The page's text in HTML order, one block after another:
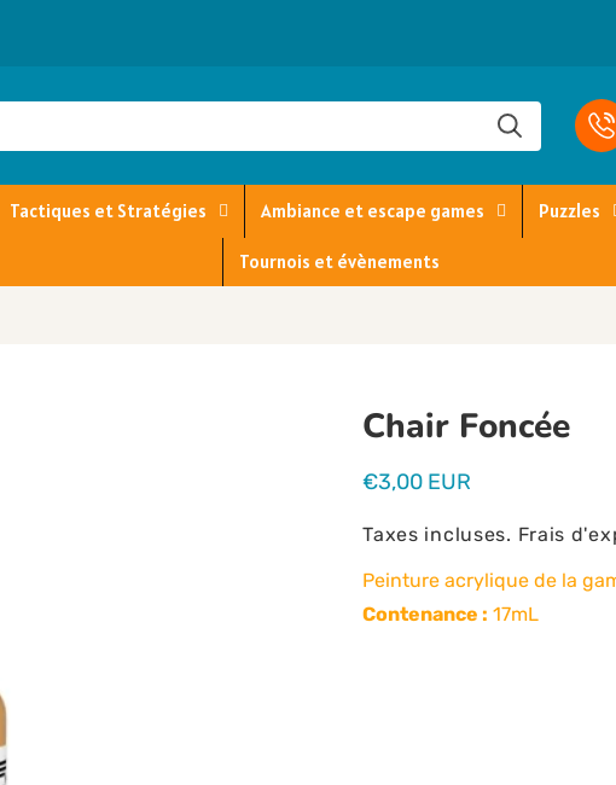
Tactiques et Stratégies Ambiance et escape games Puzzles
Tournois et évènements
Chair Foncée
Prix
€3,00 EUR
Taxes incluses. Frais
Peinture acrylique de la
Contenance : 17mL